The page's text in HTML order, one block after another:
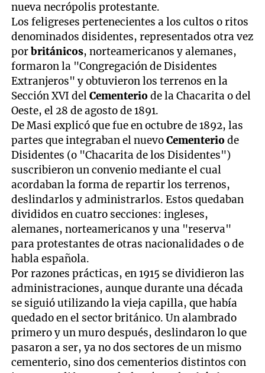
nueva necrópolis protestante.
Los feligreses pertenecientes a los cultos o ritos
denominados disidentes, representados otra vez
porbritánicos, norteamericanos y alemanes,
formaron la "Congregación de Disidentes
Extranjeros" y obtuvieron los terrenos en la
Sección XVI delCementeriode la Chacarita o del
Oeste, el 28 de agosto de 1891.
De Masi explicó que fue en octubre de 1892, las
partes que integraban el nuevoCementeriode
Disidentes (o "Chacarita de los Disidentes")
suscribieron un convenio mediante el cual
acordaban la forma de repartir los terrenos,
deslindarlos y administrarlos. Estos quedaban
divididos en cuatro secciones: ingleses,
alemanes, norteamericanos y una "reserva"
para protestantes de otras nacionalidades o de
habla española.
Por razones prácticas, en 1915 se dividieron las
administraciones, aunque durante una década
se siguió utilizando la vieja capilla, que había
quedado en el sector británico. Un alambrado
primero y un muro después, deslindaron lo que
pasaron a ser, ya no dos sectores de un mismo
cementerio, sino dos cementerios distintos con